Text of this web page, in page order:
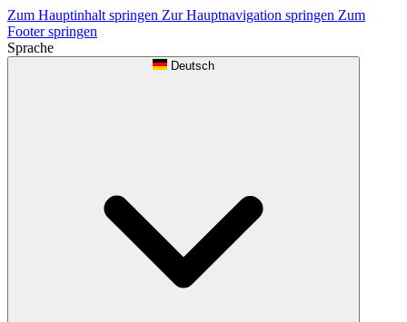
Zum Hauptinhalt springen Zur Hauptnavigation springen Zum
Footer springen
Sprache
Deutsch